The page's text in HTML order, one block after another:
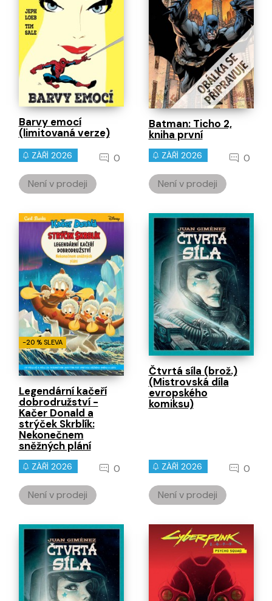
Barvy emocí
(limitovaná verze)
ZÁŘÍ 2026 0
Není v prodeji
Batman: Ticho 2,
kniha první
ZÁŘÍ 2026 0
Není v prodeji
-20 % SLEVA
Legendární kačeří
dobrodružství -
Kačer Donald a
strýček Skrblík:
Nekonečnem
sněžných plání
ZÁŘÍ 2026 0
Není v prodeji
Čtvrtá síla (brož.)
(Mistrovská díla
evropského
komiksu)
ZÁŘÍ 2026 0
Není v prodeji